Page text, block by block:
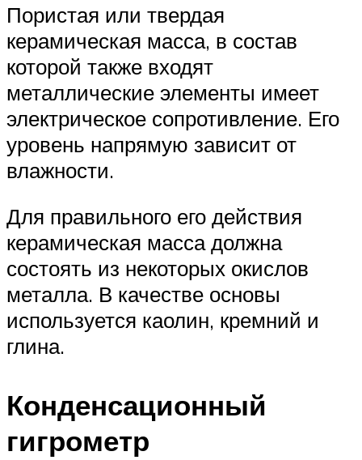
Пористая или твердая
керамическая масса, в состав
которой также входят
металлические элементы имеет
электрическое сопротивление. Его
уровень напрямую зависит от
влажности.
Для правильного его действия
керамическая масса должна
состоять из некоторых окислов
металла. В качестве основы
используется каолин, кремний и
глина.
Конденсационный
гигрометр